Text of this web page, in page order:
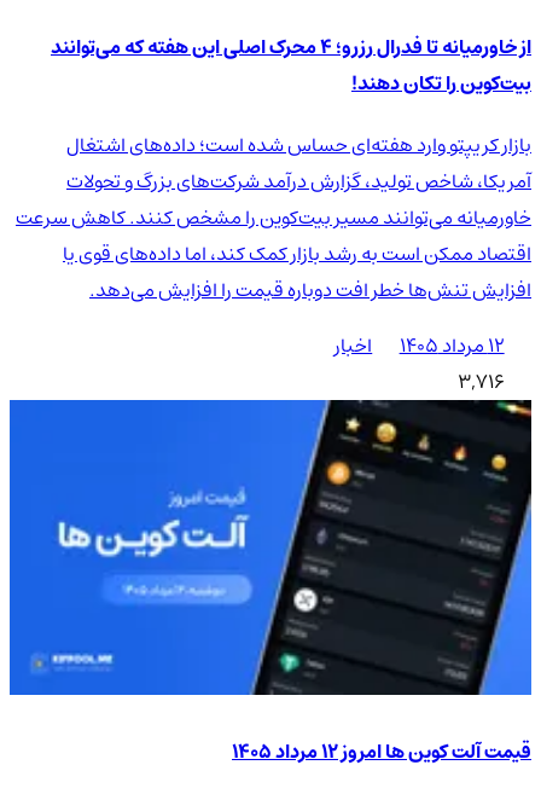
از خاورمیانه تا فدرال رزرو؛ ۴ محرک اصلی این هفته که می‌توانند
بیت‌کوین را تکان دهند!
بازار کریپتو وارد هفته‌ای حساس شده است؛ داده‌های اشتغال
آمریکا، شاخص تولید، گزارش درآمد شرکت‌های بزرگ و تحولات
خاورمیانه می‌توانند مسیر بیت‌کوین را مشخص کنند. کاهش سرعت
اقتصاد ممکن است به رشد بازار کمک کند، اما داده‌های قوی یا
افزایش تنش‌ها خطر افت دوباره قیمت را افزایش می‌دهد.
۱۲ مرداد ۱۴۰۵
اخبار
3,716
قیمت آلت کوین ها امروز ۱۲ مرداد ۱۴۰۵